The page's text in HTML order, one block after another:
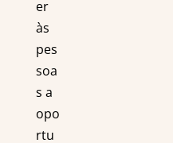
er
às
pes
soa
s a
opo
rtu